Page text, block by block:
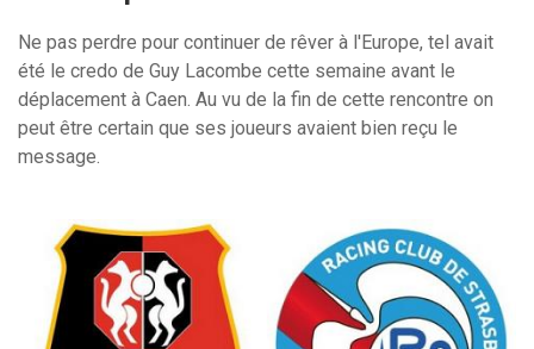
Ne pas perdre pour continuer de rêver à l'Europe, tel avait
été le credo de Guy Lacombe cette semaine avant le
déplacement à Caen. Au vu de la fin de cette rencontre on
peut être certain que ses joueurs avaient bien reçu le
message.